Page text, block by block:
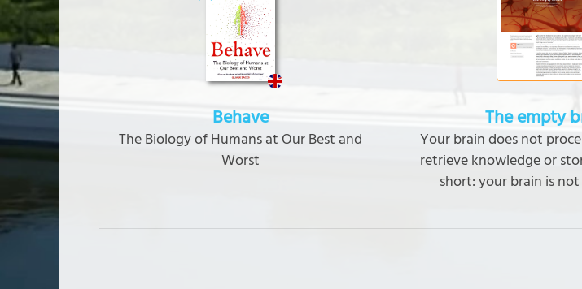
Behave
The Biology of Humans at Our Best and
Worst
The empty
Your brain does not
retrieve knowledge or
short: your brain is